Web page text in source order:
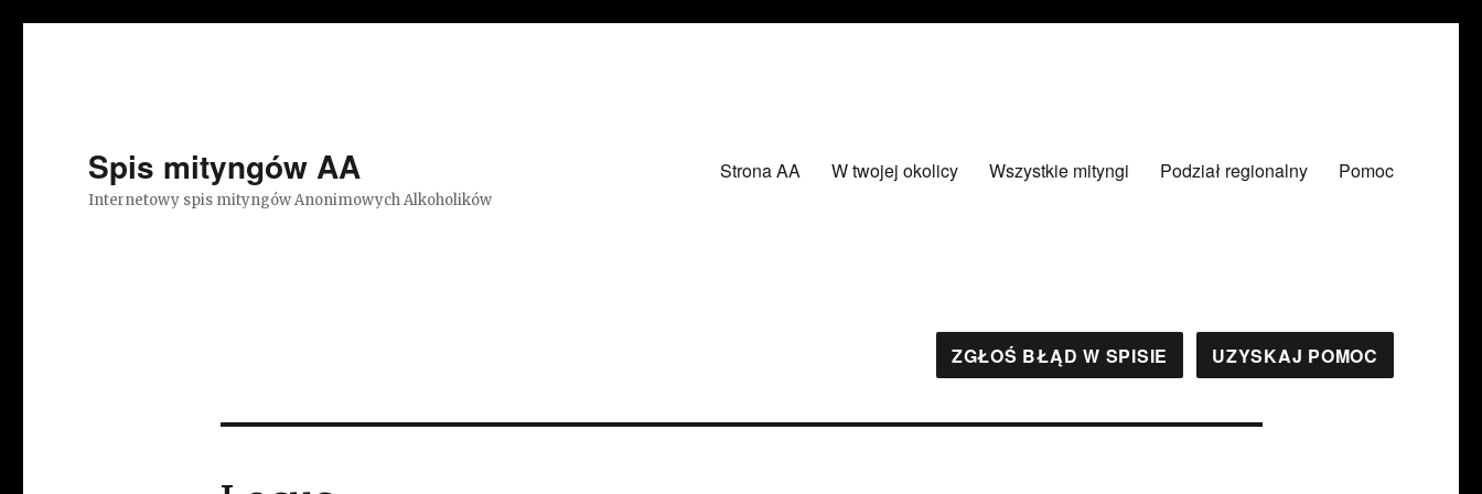
Spis mityngów AA
Internetowy spis mityngów Anonimowych Alkoholików
Strona AA W twojej okolicy Wszystkie mityngi Podział regionalny Pomoc
ZGŁOŚ BŁĄD W SPISIE UZYSKAJ POMOC